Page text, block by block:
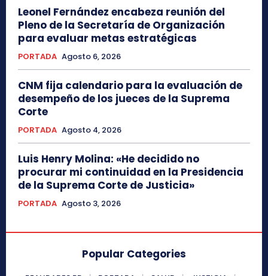
Leonel Fernández encabeza reunión del
Pleno de la Secretaría de Organización
para evaluar metas estratégicas
PORTADA Agosto 6, 2026
CNM fija calendario para la evaluación de
desempeño de los jueces de la Suprema
Corte
PORTADA Agosto 4, 2026
Luis Henry Molina: «He decidido no
procurar mi continuidad en la Presidencia
de la Suprema Corte de Justicia»
PORTADA Agosto 3, 2026
Popular Categories